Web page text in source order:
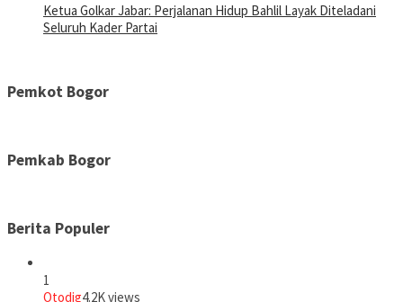
Ketua Golkar Jabar: Perjalanan Hidup Bahlil Layak Diteladani
Seluruh Kader Partai
Pemkot Bogor
Pemkab Bogor
Berita Populer
1
Otodig4.2K views